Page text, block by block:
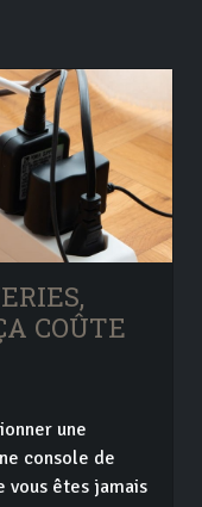
COÛTE
une
console de
vous êtes jamais